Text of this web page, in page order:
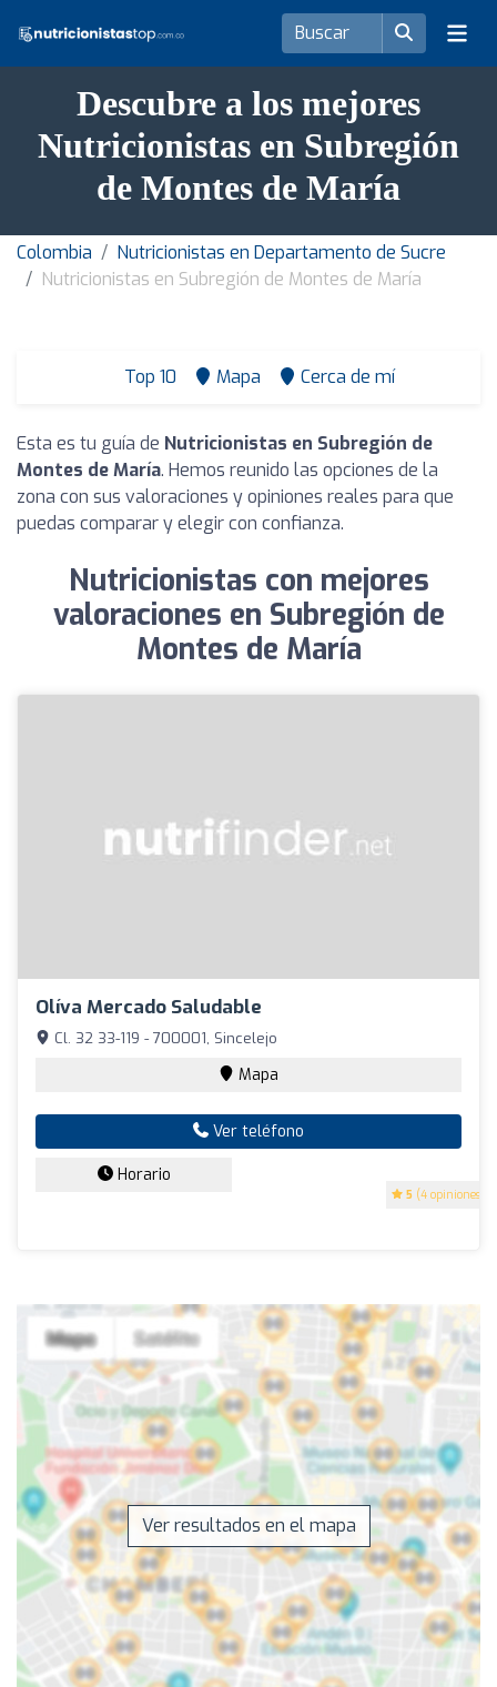
Descubre a los mejores
Nutricionistas en Subregión
de Montes de María
Colombia
Nutricionistas en Departamento de Sucre
Nutricionistas en Subregión de Montes de María
Top 10 Mapa Cerca de mí
Esta es tu guía de Nutricionistas en Subregión de
Montes de María. Hemos reunido las opciones de la
zona con sus valoraciones y opiniones reales para que
puedas comparar y elegir con confianza.
Nutricionistas con mejores
valoraciones en Subregión de
Montes de María
Olíva Mercado Saludable
5 (4 opiniones)
Cl. 32 33-119 - 700001, Sincelejo
Mapa
Ver teléfono
Horario
Ver resultados en el mapa